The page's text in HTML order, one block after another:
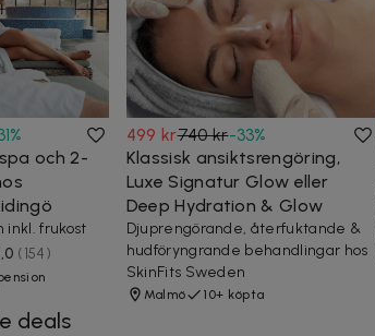
%
och 2-
inkl. frukost
(154)
499 kr740 kr-33%
Klassisk ansiktsrengöring,
Luxe Signatur Glow eller
Deep Hydration & Glow
Djuprengörande, återfuktande &
hudföryngrande behandlingar hos
SkinFits Sweden
Malmö 10+ köpta
deals